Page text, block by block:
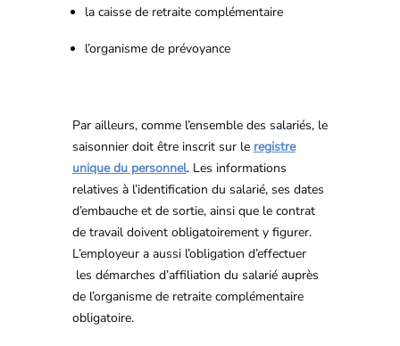
la caisse de retraite complémentaire
l’organisme de prévoyance
Par ailleurs, comme l’ensemble des salariés, le
saisonnier doit être inscrit sur le registre
unique du personnel. Les informations
relatives à l’identification du salarié, ses dates
d’embauche et de sortie, ainsi que le contrat
de travail doivent obligatoirement y figurer.
L’employeur a aussi l’obligation d’effectuer
les démarches d’affiliation du salarié auprès
de l’organisme de retraite complémentaire
obligatoire.